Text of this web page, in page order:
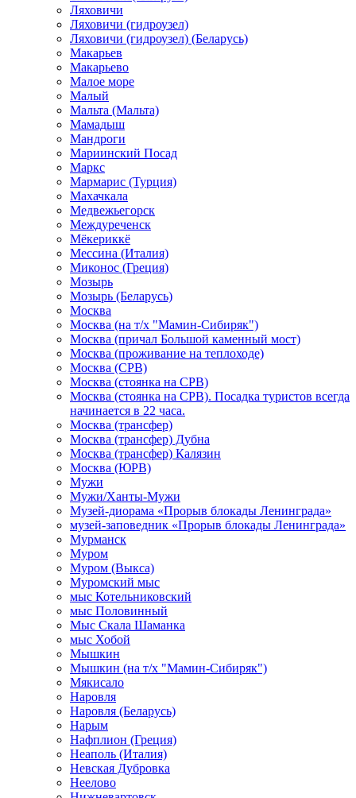
Ляховичи
Ляховичи (гидроузел)
Ляховичи (гидроузел) (Беларусь)
Макарьев
Макарьево
Малое море
Малый
Мальта (Мальта)
Мамадыш
Мандроги
Мариинский Посад
Маркс
Мармарис (Турция)
Махачкала
Медвежьегорск
Междуреченск
Мёкериккё
Мессина (Италия)
Миконос (Греция)
Мозырь
Мозырь (Беларусь)
Москва
Москва (на т/х "Мамин-Сибиряк")
Москва (причал Большой каменный мост)
Москва (проживание на теплоходе)
Москва (СРВ)
Москва (стоянка на СРВ)
Москва (стоянка на СРВ). Посадка туристов всегда
начинается в 22 часа.
Москва (трансфер)
Москва (трансфер) Дубна
Москва (трансфер) Калязин
Москва (ЮРВ)
Мужи
Мужи/Ханты-Мужи
Музей-диорама «Прорыв блокады Ленинграда»
музей-заповедник «Прорыв блокады Ленинграда»
Мурманск
Муром
Муром (Выкса)
Муромский мыс
мыс Котельниковский
мыс Половинный
Мыс Скала Шаманка
мыс Хобой
Мышкин
Мышкин (на т/х "Мамин-Сибиряк")
Мякисало
Наровля
Наровля (Беларусь)
Нарым
Нафплион (Греция)
Неаполь (Италия)
Невская Дубровка
Неелово